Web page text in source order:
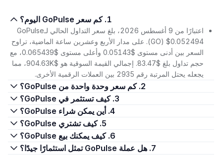
1. كم سعر GoPulse اليوم؟
اعتبارًا من 9 أغسطس 2026، بلغ سعر التداول الحالي لـGoPulse
(GO) $0.052494. على مدار الأربع وعشرين ساعة الماضية، تراوح
السعر بين أدنى مستوى $0.05143 وأعلى مستوى $0.065439، مع
حجم تداول بلغ $83.47. إجمالي القيمة السوقية هو $904.63K، مما
يجعله يحتل المرتبة رقم 2935 بين العملات الرقمية الأخرى.
2. كم سعر وحدة واحدة من GoPulse؟
3. كيف تستثمر في GoPulse؟
4. أين يمكن شراء GoPulse؟
5. كيف تشتري GoPulse؟
6. كيف يمكنك بيع GoPulse؟
7. هل عملة GoPulse تمثل استثمارًا جيدًا؟